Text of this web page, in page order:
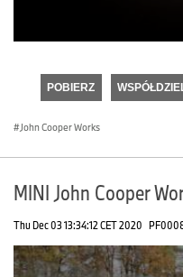
seconds
POBIERZ
John Cooper Works
MINI John Cooper
Thu Dec 03 13:34:12 CET 2020